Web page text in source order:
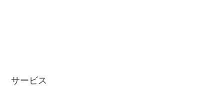
サービス